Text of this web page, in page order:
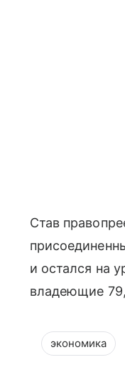
Став
и остался на
владеющие
экономика